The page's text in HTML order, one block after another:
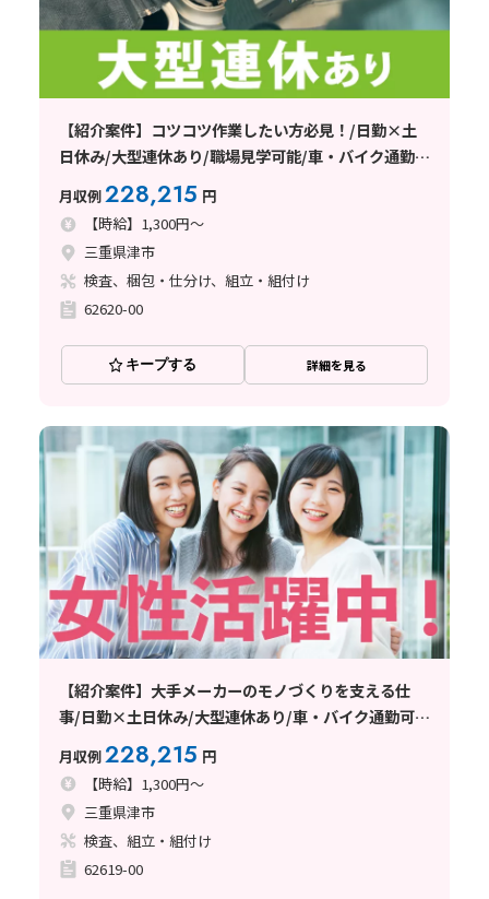
【紹介案件】コツコツ作業したい方必見！/日勤×土
日休み/大型連休あり/職場見学可能/車・バイク通勤可
月収例228,215 円
【時給】1,300円～
三重県津市
検査、梱包・仕分け、組立・組付け
62620-00
キープする 詳細を見る
【紹介案件】大手メーカーのモノづくりを支える仕
事/日勤×土日休み/大型連休あり/車・バイク通勤可
能/職場見学可能
月収例228,215 円
【時給】1,300円～
三重県津市
検査、組立・組付け
62619-00